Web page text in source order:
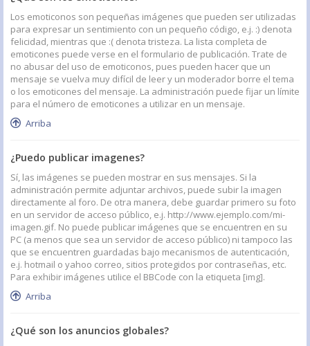
Los emoticonos son pequeñas imágenes que pueden ser utilizadas
para expresar un sentimiento con un pequeño código, e.j. :) denota
felicidad, mientras que :( denota tristeza. La lista completa de
emoticones puede verse en el formulario de publicación. Trate de
no abusar del uso de emoticonos, pues pueden hacer que un
mensaje se vuelva muy difícil de leer y un moderador borre el tema
o los emoticones del mensaje. La administración puede fijar un límite
para el número de emoticones a utilizar en un mensaje.
Arriba
¿Puedo publicar imagenes?
Sí, las imágenes se pueden mostrar en sus mensajes. Si la
administración permite adjuntar archivos, puede subir la imagen
directamente al foro. De otra manera, debe guardar primero su foto
en un servidor de acceso público, e.j. http://www.ejemplo.com/mi-
imagen.gif. No puede publicar imágenes que se encuentren en su
PC (a menos que sea un servidor de acceso público) ni tampoco las
que se encuentren guardadas bajo mecanismos de autenticación,
e.j. hotmail o yahoo correo, sitios protegidos por contraseñas, etc.
Para exhibir imágenes utilice el BBCode con la etiqueta [img].
Arriba
¿Qué son los anuncios globales?